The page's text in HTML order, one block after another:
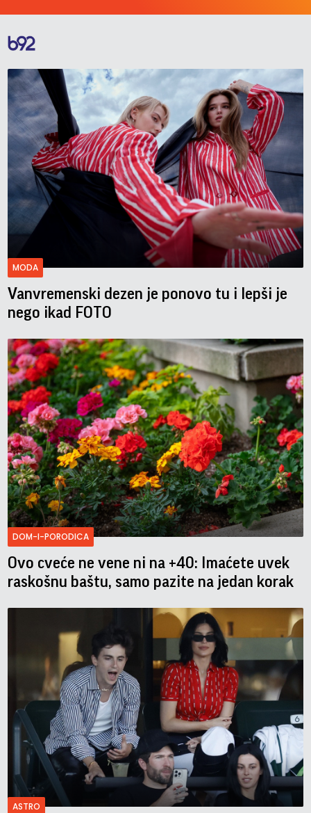
MODA
Vanvremenski dezen je ponovo tu i lepši je
nego ikad FOTO
DOM-I-PORODICA
Ovo cveće ne vene ni na +40: Imaćete uvek
raskošnu baštu, samo pazite na jedan korak
ASTRO